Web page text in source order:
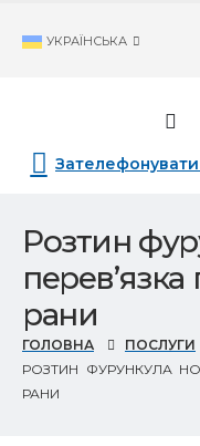
УКРАЇНСЬКА
Розтин
перев’язка
рани
ГОЛОВНА ПОСЛУГИ
РОЗТИН ФУРУНКУЛА
РАНИ